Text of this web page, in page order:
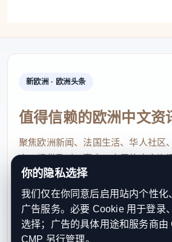
新欧洲 · 欧洲头条
值得信赖的欧洲中文资
聚焦欧洲新闻、法国生活、华人社区
点，提供及时、真实、实用的中文资
速了解欧洲动态。
contact@xinouzhou.com
服务支持、版权与合作：工作日优先
利通知
你的隐私选择
我们仅在你同意后启用站内个性化
广告服务。必要 Cookie 用于登录
选择；广告的具体用途和服务商由
CMP 另行管理。